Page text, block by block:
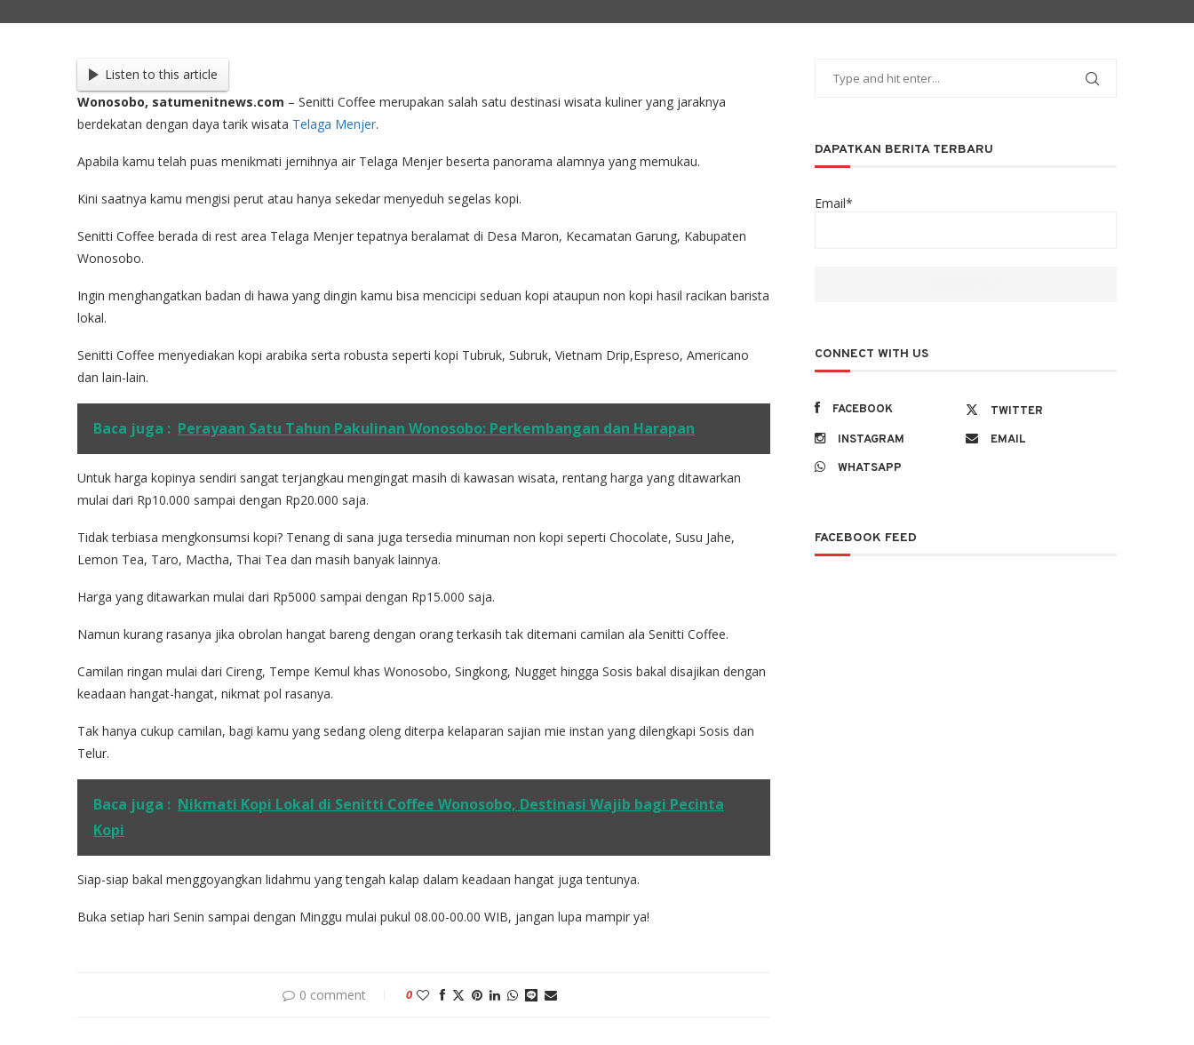
Listen to this article
Wonosobo, satumenitnews.com – Senitti Coffee merupakan salah satu destinasi wisata kuliner yang jaraknya
berdekatan dengan daya tarik wisata Telaga Menjer.
Apabila kamu telah puas menikmati jernihnya air Telaga Menjer beserta panorama alamnya yang memukau.
Kini saatnya kamu mengisi perut atau hanya sekedar menyeduh segelas kopi.
Senitti Coffee berada di rest area Telaga Menjer tepatnya beralamat di Desa Maron, Kecamatan Garung, Kabupaten
Wonosobo.
Ingin menghangatkan badan di hawa yang dingin kamu bisa mencicipi seduan kopi ataupun non kopi hasil racikan barista
lokal.
Senitti Coffee menyediakan kopi arabika serta robusta seperti kopi Tubruk, Subruk, Vietnam Drip,Espreso, Americano
dan lain-lain.
Baca juga : Perayaan Satu Tahun Pakulinan Wonosobo: Perkembangan dan Harapan
Untuk harga kopinya sendiri sangat terjangkau mengingat masih di kawasan wisata, rentang harga yang ditawarkan
mulai dari Rp10.000 sampai dengan Rp20.000 saja.
Tidak terbiasa mengkonsumsi kopi? Tenang di sana juga tersedia minuman non kopi seperti Chocolate, Susu Jahe,
Lemon Tea, Taro, Mactha, Thai Tea dan masih banyak lainnya.
Harga yang ditawarkan mulai dari Rp5000 sampai dengan Rp15.000 saja.
Namun kurang rasanya jika obrolan hangat bareng dengan orang terkasih tak ditemani camilan ala Senitti Coffee.
Camilan ringan mulai dari Cireng, Tempe Kemul khas Wonosobo, Singkong, Nugget hingga Sosis bakal disajikan dengan
keadaan hangat-hangat, nikmat pol rasanya.
Tak hanya cukup camilan, bagi kamu yang sedang oleng diterpa kelaparan sajian mie instan yang dilengkapi Sosis dan
Telur.
Baca juga : Nikmati Kopi Lokal di Senitti Coffee Wonosobo, Destinasi Wajib bagi Pecinta
Kopi
Siap-siap bakal menggoyangkan lidahmu yang tengah kalap dalam keadaan hangat juga tentunya.
Buka setiap hari Senin sampai dengan Minggu mulai pukul 08.00-00.00 WIB, jangan lupa mampir ya!
0 comment 0
DAPATKAN BERITA TERBARU
Email*
CONNECT WITH US
FACEBOOK
TWITTER
INSTAGRAM
EMAIL
WHATSAPP
FACEBOOK FEED